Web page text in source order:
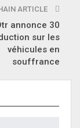
ARTICLE
annonce 30
sur les
véhicules en
souffrance